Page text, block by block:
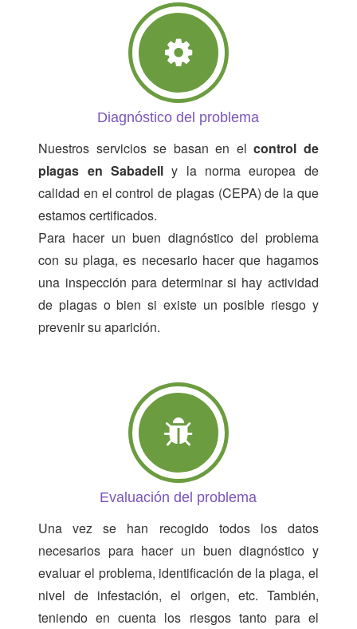
Diagnóstico del problema
Nuestros servicios se basan en elcontrol de
plagas en Sabadell y la norma europea de
calidad en el control de plagas (CEPA) de la que
estamos certificados.
Para hacer un buen diagnóstico del problema
con su plaga, es necesario hacer que hagamos
una inspección para determinar si hay actividad
de plagas o bien si existe un posible riesgo y
prevenir su aparición.
Evaluación del problema
Una vez se han recogido todos los datos
necesarios para hacer un buen diagnóstico y
evaluar el problema, identificación de la plaga, el
nivel de infestación, el origen, etc. También,
teniendo en cuenta los riesgos tanto para el